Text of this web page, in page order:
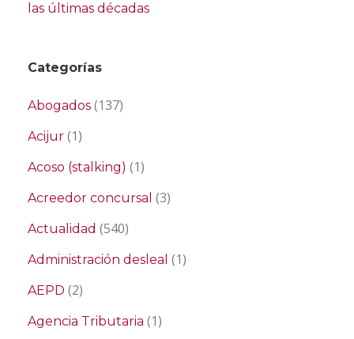
las últimas décadas
Categorías
Abogados (137)
Acijur (1)
Acoso (stalking) (1)
Acreedor concursal (3)
Actualidad (540)
Administración desleal (1)
AEPD (2)
Agencia Tributaria (1)